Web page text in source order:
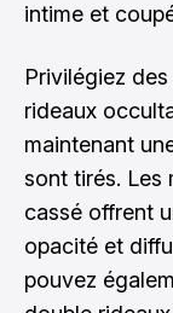
intime et
Privilégiez
rideaux
maintenant
sont tirés. Les
cassé offrent
opacité et
pouvez